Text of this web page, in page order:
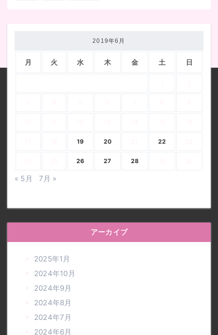
2019年6月
月 火 水 木 金 土 日
19 20 22
26 27 28
« 5月 7月 »
アーカイブ
2025年1月
2024年10月
2024年9月
2024年8月
2024年7月
2024年6月